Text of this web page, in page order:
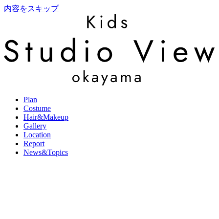
内容をスキップ
Plan
Costume
Hair&Makeup
Gallery
Location
Report
News&Topics